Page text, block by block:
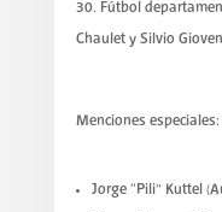
Fútbol
Chaulet y Silvio
Menciones especiales:
Jorge “Pili” Kuttel